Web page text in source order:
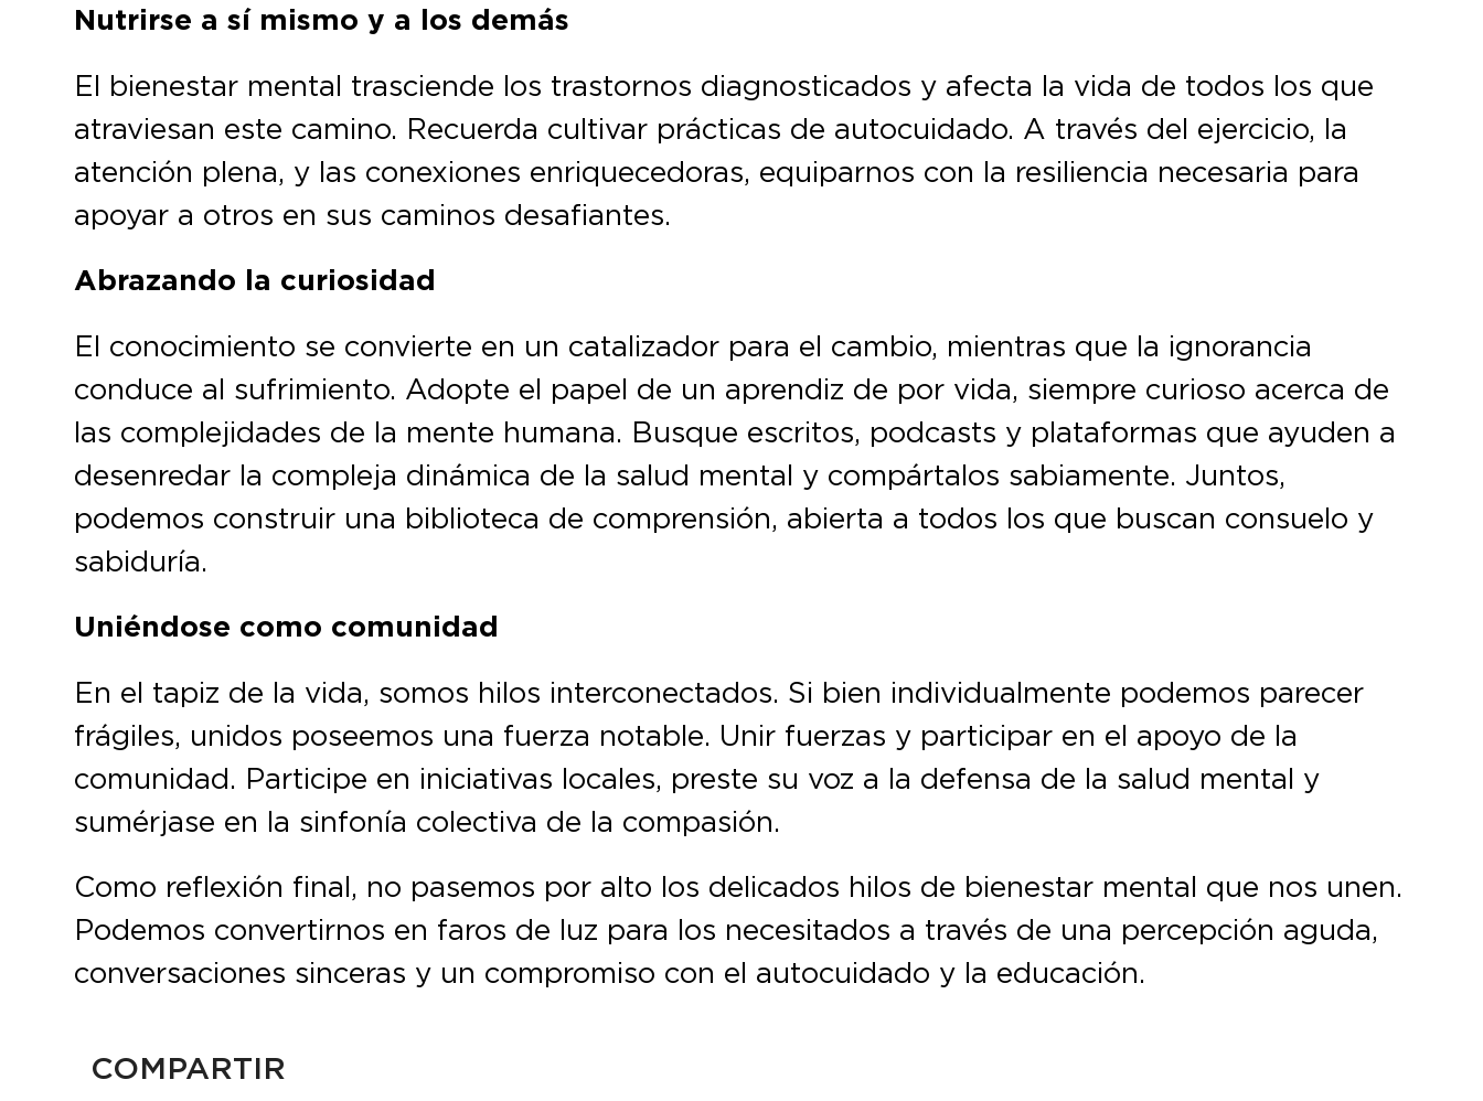
Nutrirse a sí mismo y a los demás
El bienestar mental trasciende los trastornos diagnosticados y afecta la vida de todos los que
atraviesan este camino. Recuerda cultivar prácticas de autocuidado. A través del ejercicio, la
atención plena, y las conexiones enriquecedoras, equiparnos con la resiliencia necesaria para
apoyar a otros en sus caminos desafiantes.
Abrazando la curiosidad
El conocimiento se convierte en un catalizador para el cambio, mientras que la ignorancia
conduce al sufrimiento. Adopte el papel de un aprendiz de por vida, siempre curioso acerca de
las complejidades de la mente humana. Busque escritos, podcasts y plataformas que ayuden a
desenredar la compleja dinámica de la salud mental y compártalos sabiamente. Juntos,
podemos construir una biblioteca de comprensión, abierta a todos los que buscan consuelo y
sabiduría.
Uniéndose como comunidad
En el tapiz de la vida, somos hilos interconectados. Si bien individualmente podemos parecer
frágiles, unidos poseemos una fuerza notable. Unir fuerzas y participar en el apoyo de la
comunidad. Participe en iniciativas locales, preste su voz a la defensa de la salud mental y
sumérjase en la sinfonía colectiva de la compasión.
Como reflexión final, no pasemos por alto los delicados hilos de bienestar mental que nos unen.
Podemos convertirnos en faros de luz para los necesitados a través de una percepción aguda,
conversaciones sinceras y un compromiso con el autocuidado y la educación.
COMPARTIR